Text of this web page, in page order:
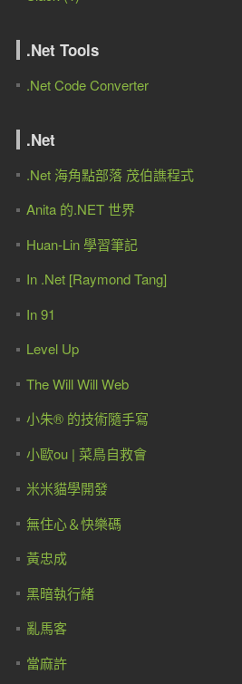
.Net Tools
.Net Code Converter
.Net
.Net 海角點部落 茂伯譙程式
Anita 的.NET 世界
Huan-Lin 學習筆記
In .Net [Raymond Tang]
In 91
Level Up
The Will Will Web
小朱® 的技術隨手寫
小歐ou | 菜鳥自救會
米米貓學開發
無住心＆快樂碼
黃忠成
黑暗執行緒
亂馬客
當麻許